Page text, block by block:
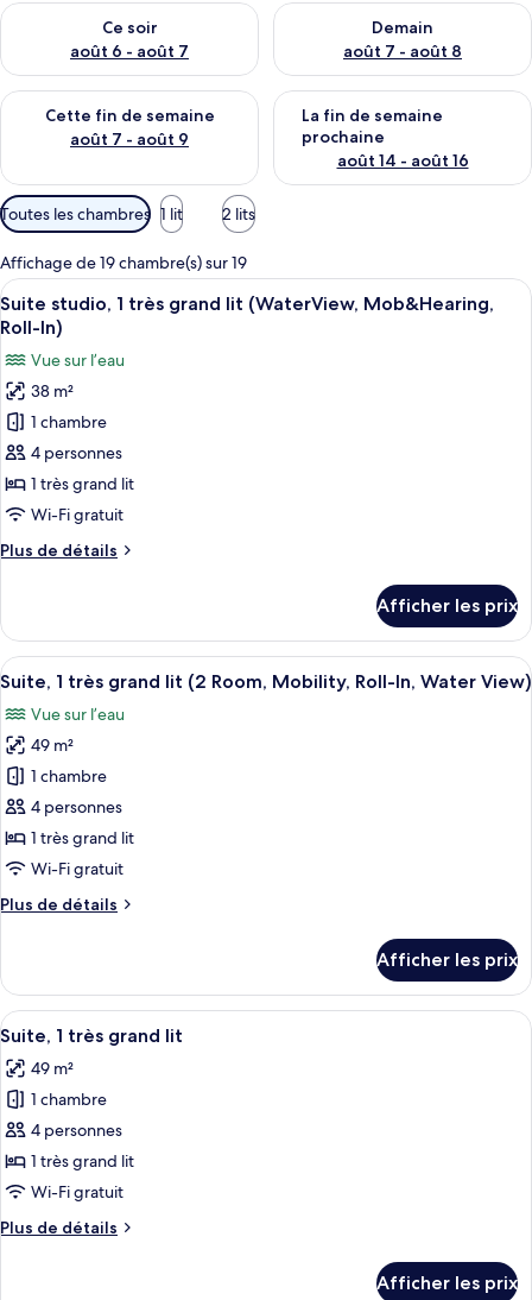
Ce soir
août 6 - août 7
Vérifier la disponibilité pour ce soir août 6 - août 7
Demain
août 7 - août 8
Vérifier la disponibilité pour
Cette fin de semaine
août 7 - août 9
Vérifier la disponibilité pour cette fin de semaine août 7 -
La fin de semaine
prochaine
août 14 - août 16
Vérifier la disponibilité pour
Filtres
disponibles
pour
les
chambres
Toutes les chambres 1 lit 2 lits
Affichage de 19 chambre(s) sur 19
Afficher
toutes
photos
pour
ce
type
de
chambre :
studio,
grand
lit
(WaterView,
Mob&Hearing,
Roll-
In)
Une chambre d’hôtel avec un lit, un
7
Suite studio, 1 très grand lit (WaterView, Mob&Hearing,
Roll-In)
Vue sur l’eau
38 m²
1 chambre
4 personnes
1 très grand lit
Wi-Fi gratuit
Plus de détails
Plus
Suite
studio,
1
grand
lit
(WaterView,
Mob&Hearing,
Roll-
In)
Afficher les prix
Afficher
toutes
les
photos
pour
ce
type
de
chambre :
Suite,
grand
lit
(2
Room,
Mobility,
Roll-
In,
Water
View)
Une chambre d’hôtel équipée d’un
6
Suite, 1 très grand lit (2 Room, Mobility, Roll-In, Water View)
Vue sur l’eau
49 m²
1 chambre
4 personnes
1 très grand lit
Wi-Fi gratuit
Plus de détails
Plus
Suite,
très
lit
(2
Room,
Mobility,
Roll-
In,
Water
View)
Afficher les prix
Afficher
toutes
les
photos
pour
ce
type
chambre :
Une chambre d’hôtel équipée
7
Suite, 1 très grand lit
49 m²
1 chambre
4 personnes
1 très grand lit
Wi-Fi gratuit
Plus de détails
Plus
Afficher les prix